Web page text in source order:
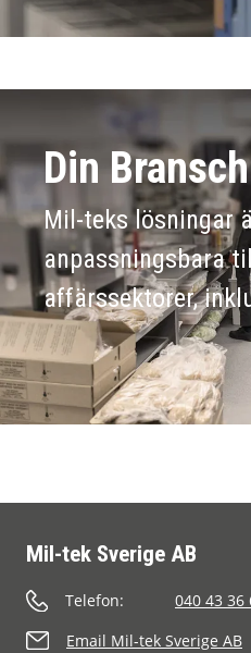
Din Bransch
Mil-teks lösningar
anpassningsbara
affärssektorer,
Mil-tek Sverige AB
Telefon:
040 43 36
Email Mil-tek Sverige AB